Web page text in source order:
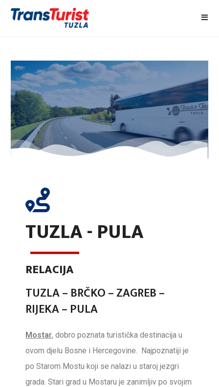
TUZLA - PULA
RELACIJA
TUZLA – BRČKO – ZAGREB –
RIJEKA – PULA
Mostar, dobro poznata turistička destinacija u
ovom djelu Bosne i Hercegovine. Najpoznatiji je
po Starom Mostu koji se nalazi u staroj jezgri
grada. Stari grad u Mostaru je zanimljiv po svojim